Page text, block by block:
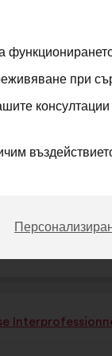
361
Въздържал
:
Това
беше
Няма мнение
:пъти
при